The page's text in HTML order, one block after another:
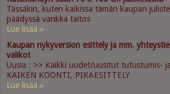
Tässäkin, kuten kaikissa tämän kaupan
päädyssä vankka taitos
Lue lisää »
Kaupan nykyversion esittely ja mm.
valikot
Uusia : >> Kaikki uudet/uusitut tutustumis-
KAIKEN KOONTI, PIKAESITTELY
Lue lisää »